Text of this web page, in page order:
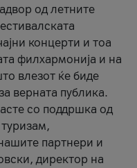
од летните
концерти и тоа
филхармонија и на
влезот ќе биде
верната публика.
со поддршка од
партнери и
директор на